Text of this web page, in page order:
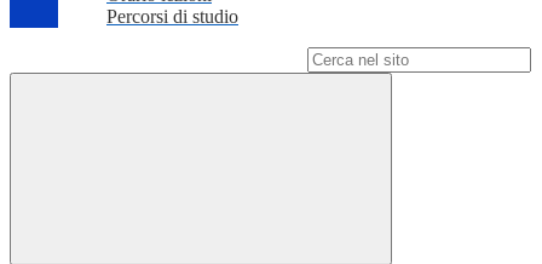
Percorsi di studio